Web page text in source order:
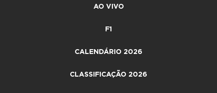
AO VIVO
F1
CALENDÁRIO 2026
CLASSIFICAÇÃO 2026